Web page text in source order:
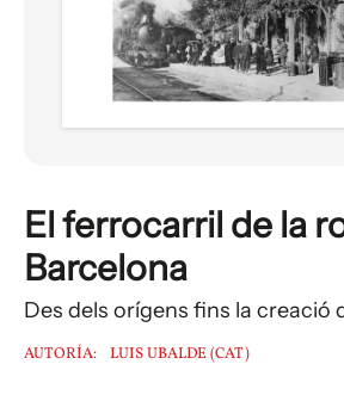
El ferrocarril de la
Barcelona
Des dels orígens fins la creació
AUTORÍA: LUIS UBALDE (CAT)